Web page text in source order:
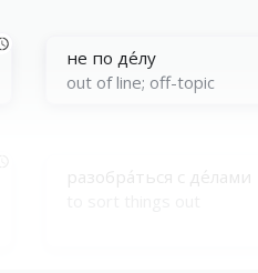
не по де́лу
out of line; off-topic